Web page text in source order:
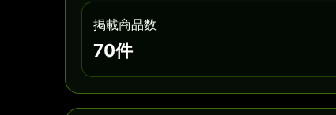
掲載商品数
70件